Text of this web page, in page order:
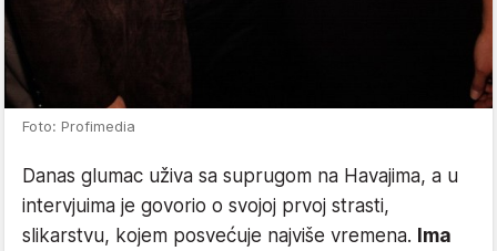
Foto: Profimedia
Danas glumac uživa sa suprugom na Havajima, a u
intervjuima je govorio o svojoj prvoj strasti,
slikarstvu, kojem posvećuje najviše vremena. Ima